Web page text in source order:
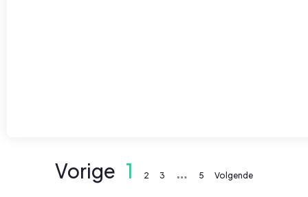
Vorige 1 2 3 … 5 Volgende